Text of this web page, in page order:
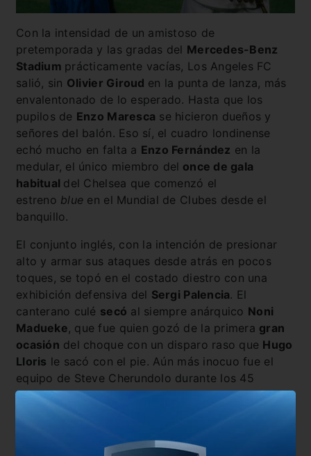
Con la intensidad de un amistoso de
pretemporada y las gradas del Mercedes-Benz
Stadium prácticamente vacías, Los Angeles FC
salió, sin Olivier Giroud en la punta de lanza, más
envalentonado de lo esperado. Hasta que los
pupilos de Enzo Maresca se hicieron dueños y
señores del balón. Eso sí, el cuadro londinense
echó mucho en falta a Enzo Fernández en la
medular, el único miembro del once de gala
habitual del Chelsea que comenzó el
estreno blue en el Mundial de Clubes desde el
banquillo.
El conjunto inglés, con la intención de presionar
alto y armar sus ataques desde atrás en pocos
toques, se topó en el costado diestro con una
exhibición defensiva del Sergi Palencia. El
canterano culé secó al siempre anárquico Noni
Madueke, que fue quien gozó de la primera gran
ocasión del choque con un disparo raso que Hugo
Lloris le sacó con el pie. Aún más inocuo fue el
equipo de Steve Cherundolo durante los 45
minutos, y es que su principal activo en
español en el lateral derecho de la zaga